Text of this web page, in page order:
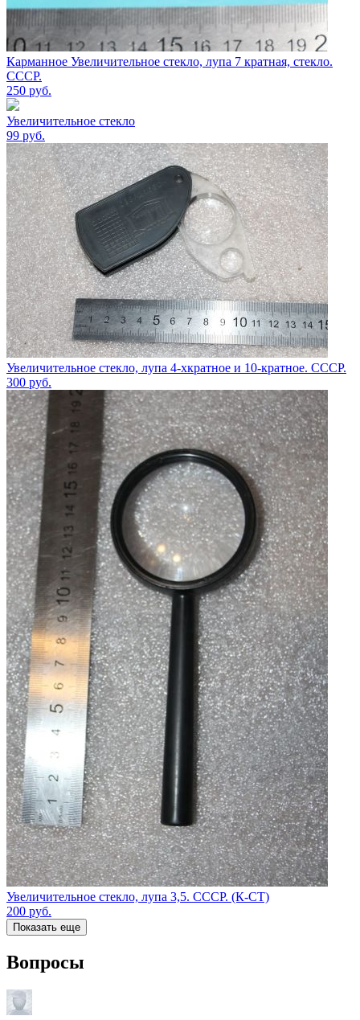
Карманное Увеличительное стекло, лупа 7 кратная, стекло.
СССР.
250 руб.
Увеличительное стекло
99 руб.
Увеличительное стекло, лупа 4-хкратное и 10-кратное. СССР.
300 руб.
Увеличительное стекло, лупа 3,5. СССР. (К-СТ)
200 руб.
Показать еще
Вопросы